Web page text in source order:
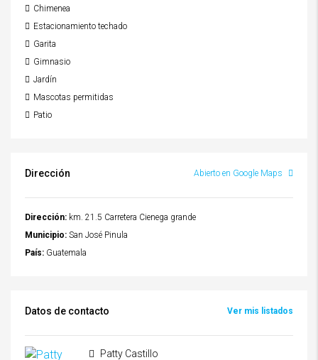
Chimenea
Estacionamiento techado
Garita
Gimnasio
Jardín
Mascotas permitidas
Patio
Dirección Abierto en Google Maps
Dirección: km. 21.5 Carretera Cienega grande
Municipio: San José Pinula
País: Guatemala
Datos de contacto Ver mis listados
Patty Castillo